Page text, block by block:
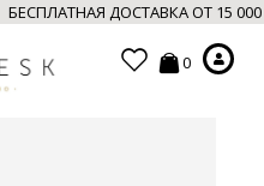
БЕСПЛАТНАЯ ДОСТАВКА ОТ 15
0